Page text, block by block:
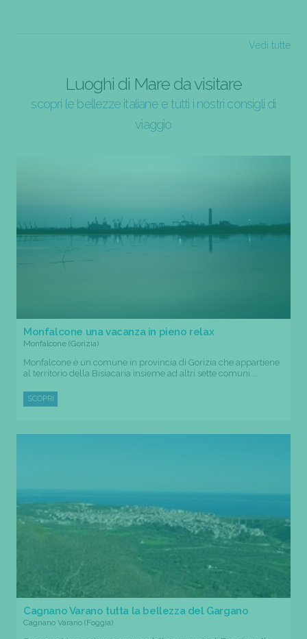
Vedi tutte
Luoghi di Mare da visitare
scopri le bellezze italiane e tutti i nostri consigli di
viaggio
Monfalcone una vacanza in pieno relax
Monfalcone (Gorizia)
Monfalcone è un comune in provincia di Gorizia che appartiene
al territorio della Bisiacaria insieme ad altri sette comuni....
SCOPRI
Cagnano Varano tutta la bellezza del Gargano
Cagnano Varano (Foggia)